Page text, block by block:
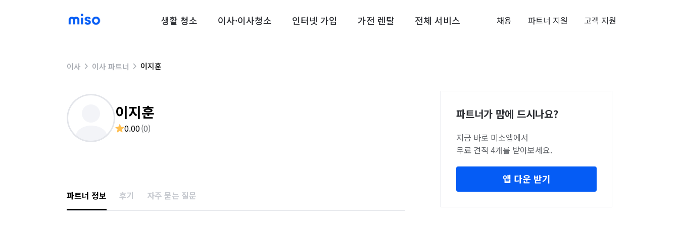
생활 청소 이사·이사청소 인터넷 가입 가전 렌탈 전체 서비스 채용 파트너 지원 고객 지원
이사 이사 파트너 이지훈
이지훈
0.00(0)
파트너 정보 후기 자주 묻는 질문
파트너가 맘에 드시나요?
지금 바로 미소앱에서
무료 견적 4개를 받아보세요.
앱 다운 받기